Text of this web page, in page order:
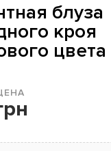
блуза
кроя
цвета